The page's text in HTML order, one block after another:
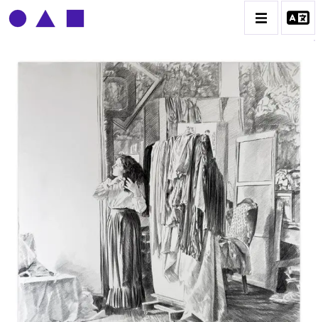
CLAUDE GROBÉTY
BIOGRAPHIE
CATALOGUE DES OEUVRES
CONTACT